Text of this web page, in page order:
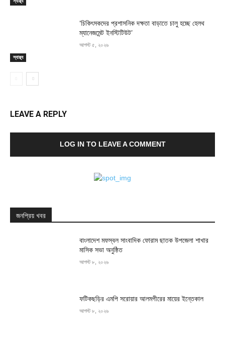
স্বাস্থ্য
‘চিকিৎসকদের প্রশাসনিক দক্ষতা বাড়াতে চালু হচ্ছে হেলথ
ম্যানেজমেন্ট ইনস্টিটিউট’
আগস্ট ৫, ২০২৬
LEAVE A REPLY
LOG IN TO LEAVE A COMMENT
জনপ্রিয় খবর
বাংলাদেশ মফস্বল সাংবাদিক ফোরাম ছাতক উপজেলা শাখার
মাসিক সভা অনুষ্ঠিত
আগস্ট ৮, ২০২৬
ফটিকছড়ির এমপি সরোয়ার আলমগীরের মায়ের ইন্তেকাল
আগস্ট ৮, ২০২৬